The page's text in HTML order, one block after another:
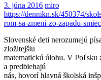
3. júna 2016 miro
https://dennikn.sk/450374/
rom-sa-zmeni-zo-zapadu-
Slovenské deti nerozumejú
zložitejšiu
matematickú úlohu. V Poľsku
a predbiehajú
nás, hovorí hlavná školská